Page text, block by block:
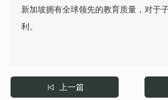
新加坡拥有全球领先的教育质量，对于
利。
上一篇